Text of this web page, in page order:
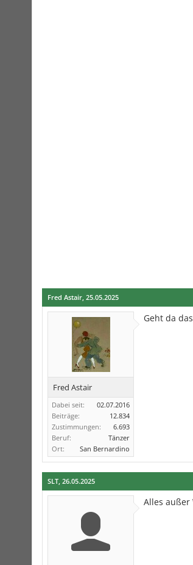
Fred Astair, 25.05.2025
Fred Astair
Dabei seit:
02.07.2016
Beiträge:
12.834
Zustimmungen:
6.693
Beruf:
Tänzer
Ort:
San Bernardino
Geht da
SLT, 26.05.2025
Alles außer